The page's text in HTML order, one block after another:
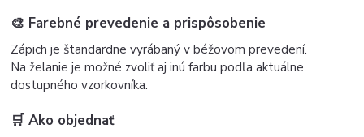
🎨 Farebné prevedenie a prispôsobenie
Zápich je štandardne vyrábaný v béžovom prevedení.
Na želanie je možné zvoliť aj inú farbu podľa aktuálne
dostupného vzorkovníka.
🛒 Ako objednať